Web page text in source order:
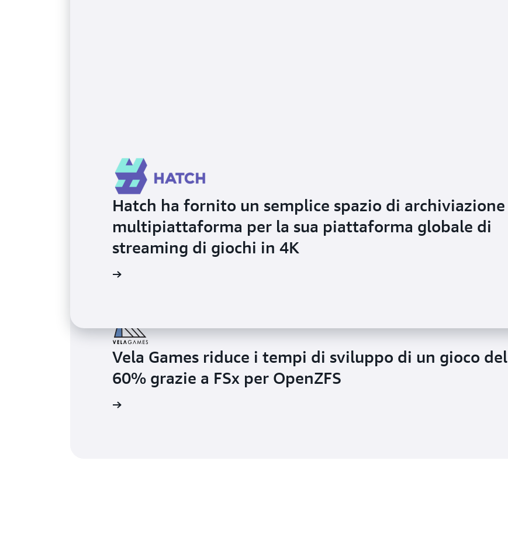
Hatch ha fornito un semplice spazio di archiviazione
multipiattaforma per la sua piattaforma globale di
streaming di giochi in 4K
Vela Games riduce i tempi di sviluppo di un gioco del
60% grazie a FSx per OpenZFS